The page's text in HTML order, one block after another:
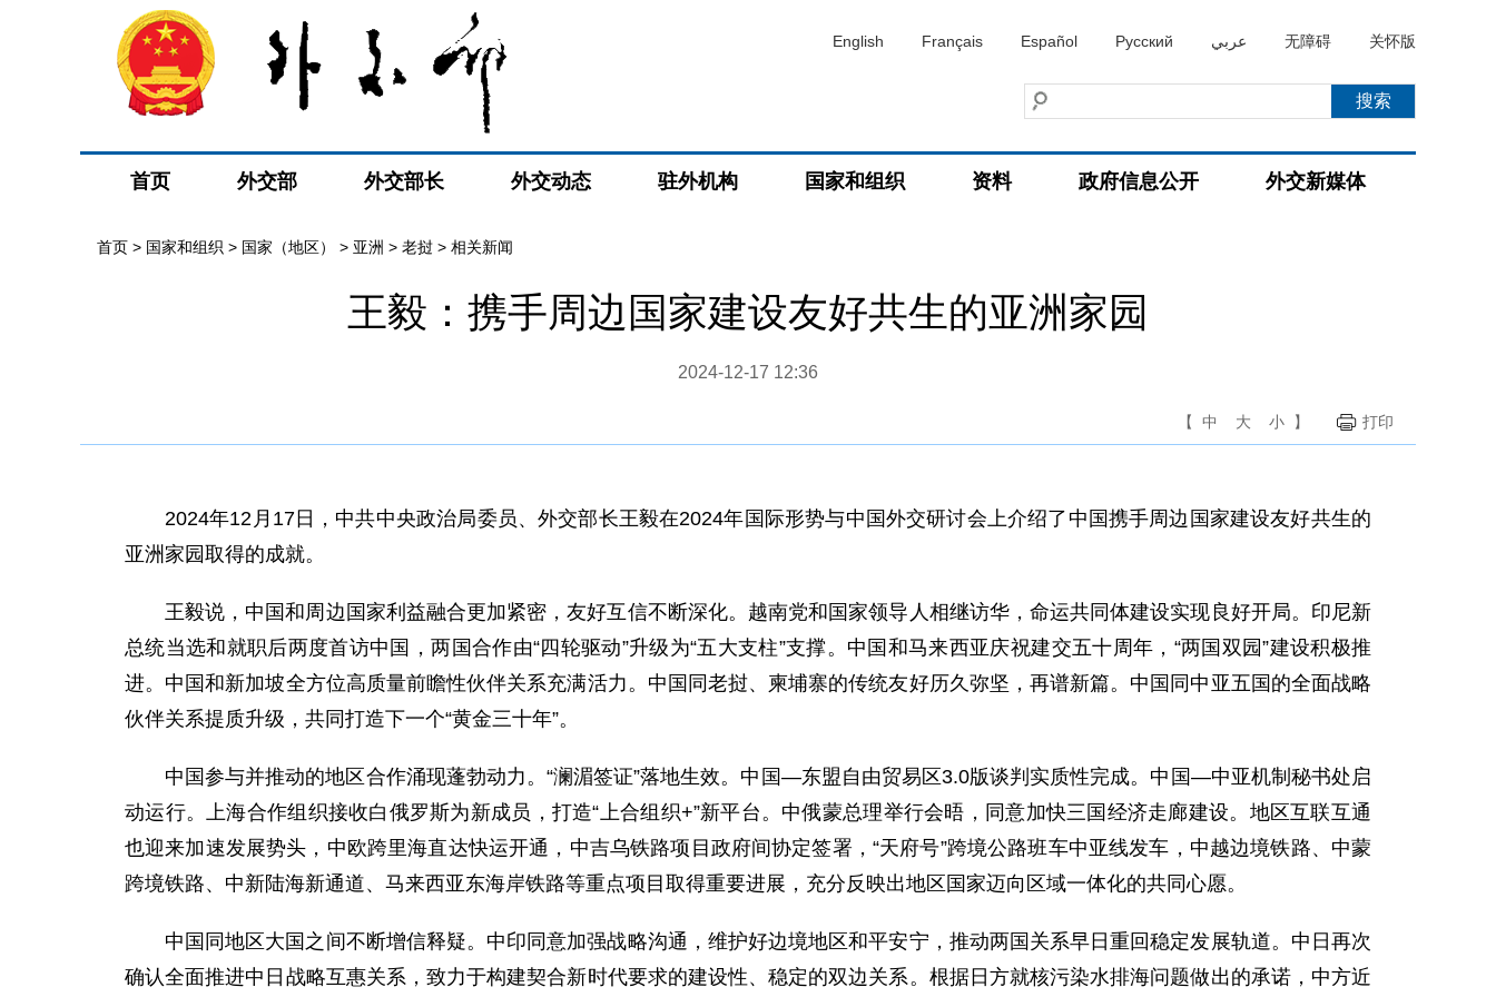
English Français Español Русский عربي 无障碍 关怀版
首页 外交部 外交部长 外交动态 驻外机构 国家和组织 资料 政府信息公开 外交新媒体
首页 > 国家和组织 > 国家（地区） > 亚洲 > 老挝 > 相关新闻
王毅：携手周边国家建设友好共生的亚洲家园
2024-12-17 12:36
【 中 大 小 】 打印
2024年12月17日，中共中央政治局委员、外交部长王毅在2024年国际形势与中国外交研讨会上介绍了中国携手周边国家建设友好共生的
亚洲家园取得的成就。
王毅说，中国和周边国家利益融合更加紧密，友好互信不断深化。越南党和国家领导人相继访华，命运共同体建设实现良好开局。印尼新
总统当选和就职后两度首访中国，两国合作由“四轮驱动”升级为“五大支柱”支撑。中国和马来西亚庆祝建交五十周年，“两国双园”建设积极推
进。中国和新加坡全方位高质量前瞻性伙伴关系充满活力。中国同老挝、柬埔寨的传统友好历久弥坚，再谱新篇。中国同中亚五国的全面战略
伙伴关系提质升级，共同打造下一个“黄金三十年”。
中国参与并推动的地区合作涌现蓬勃动力。“澜湄签证”落地生效。中国—东盟自由贸易区3.0版谈判实质性完成。中国—中亚机制秘书处启
动运行。上海合作组织接收白俄罗斯为新成员，打造“上合组织+”新平台。中俄蒙总理举行会晤，同意加快三国经济走廊建设。地区互联互通
也迎来加速发展势头，中欧跨里海直达快运开通，中吉乌铁路项目政府间协定签署，“天府号”跨境公路班车中亚线发车，中越边境铁路、中蒙
跨境铁路、中新陆海新通道、马来西亚东海岸铁路等重点项目取得重要进展，充分反映出地区国家迈向区域一体化的共同心愿。
中国同地区大国之间不断增信释疑。中印同意加强战略沟通，维护好边境地区和平安宁，推动两国关系早日重回稳定发展轨道。中日再次
确认全面推进中日战略互惠关系，致力于构建契合新时代要求的建设性、稳定的双边关系。根据日方就核污染水排海问题做出的承诺，中方近